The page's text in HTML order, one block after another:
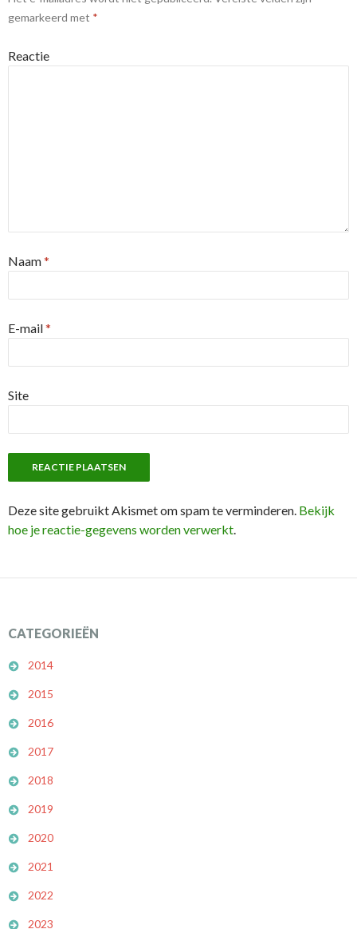
gemarkeerd met *
Reactie
Naam*
E-mail*
Site
Deze site gebruikt Akismet om spam te verminderen. Bekijk
hoe je reactie-gegevens worden verwerkt.
CATEGORIEËN
2014
2015
2016
2017
2018
2019
2020
2021
2022
2023